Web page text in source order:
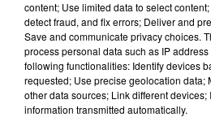
À découvrir
content; Use limited data to select
detect fraud, and fix errors; Deliver and
Save and communicate privacy choices.
process personal data such as IP
following functionalities: Identify devices
requested; Use precise geolocation data;
other data sources; Link different
information transmitted automatically.